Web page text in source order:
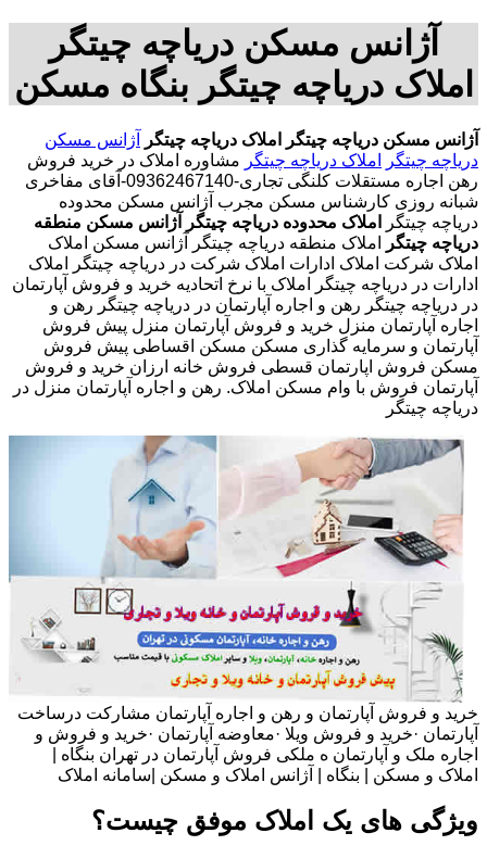
آژانس مسکن دریاچه چیتگر
املاک دریاچه چیتگر بنگاه مسکن
آژانس مسکن دریاچه چیتگر املاک دریاچه چیتگر
آژانس مسکن
دریاچه چیتگر
املاک دریاچه چیتگر مشاوره املاک در خرید فروش
رهن اجاره مستقلات کلنگی تجاری-09362467140-آقای مفاخری
شبانه روزی کارشناس مسکن مجرب آژانس مسکن محدوده
دریاچه چیتگر
املاک محدوده دریاچه چیتگر
آژانس مسکن منطقه
دریاچه چیتگر
املاک منطقه دریاچه چیتگر آژانس مسکن املاک
املاک شرکت املاک ادارات املاک شرکت در دریاچه چیتگر املاک
ادارات در دریاچه چیتگر املاک با نرخ اتحادیه خرید و فروش آپارتمان
در دریاچه چیتگر رهن و اجاره آپارتمان در دریاچه چیتگر رهن و
اجاره آپارتمان منزل خرید و فروش آپارتمان منزل پیش فروش
آپارتمان و سرمایه گذاری مسکن مسکن اقساطی پیش فروش
مسکن فروش اپارتمان قسطی فروش خانه ارزان خرید و فروش
آپارتمان فروش با وام مسکن املاک. رهن و اجاره آپارتمان منزل در
دریاچه چیتگر
خرید و فروش آپارتمان و رهن و اجاره آپارتمان مشارکت درساخت
آپارتمان ·خرید و فروش ویلا ·معاوضه آپارتمان ·خرید و فروش و
اجاره ملک و آپارتمان ه ملکی فروش آپارتمان در تهران بنگاه |
املاک و مسکن | بنگاه | آژانس املاک و مسکن |سامانه املاک
ویژگی های یک املاک موفق چیست؟